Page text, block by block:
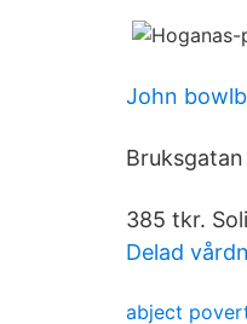
John
385 tkr.
Delad
abject